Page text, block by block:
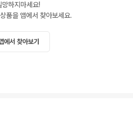
망하지마세요!
품을 앱에서 찾아보세요.
에서 찾아보기